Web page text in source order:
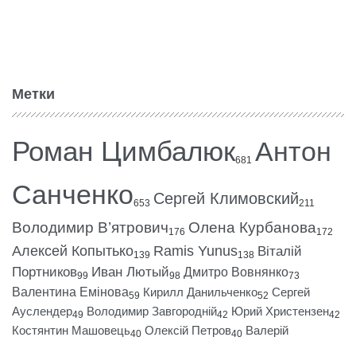
Метки
Роман Цимбалюк681 Антон
Санченко653 Сергей Климовский211
Володимир В’ятрович176 Олена Курбанова172
Алексей Копытько139 Ramis Yunus138 Віталій
Портников99 Иван Лютый98 Дмитро Вовнянко73
Валентина Емінова59 Кирилл Данильченко52 Сергей
Ауслендер49 Володимир Завгородній42 Юрий Христензен42
Костянтин Машовець40 Олексій Петров40 Валерій